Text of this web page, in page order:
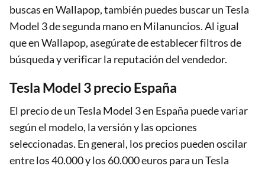
buscas en Wallapop, también puedes buscar un Tesla
Model 3 de segunda mano en Milanuncios. Al igual
que en Wallapop, asegúrate de establecer filtros de
búsqueda y verificar la reputación del vendedor.
Tesla Model 3 precio España
El precio de un Tesla Model 3 en España puede variar
según el modelo, la versión y las opciones
seleccionadas. En general, los precios pueden oscilar
entre los 40.000 y los 60.000 euros para un Tesla